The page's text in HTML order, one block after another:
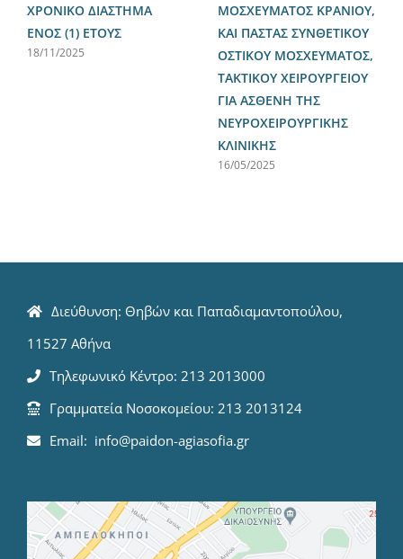
ΧΡΟΝΙΚΟ ΔΙΑΣΤΗΜΑ
ΕΝΟΣ (1) ΕΤΟΥΣ
18/11/2025
ΜΟΣΧΕΥΜΑΤΟΣ ΚΡΑΝΙΟΥ,
ΚΑΙ ΠΑΣΤΑΣ ΣΥΝΘΕΤΙΚΟΥ
ΟΣΤΙΚΟΥ ΜΟΣΧΕΥΜΑΤΟΣ,
ΤΑΚΤΙΚΟΥ ΧΕΙΡΟΥΡΓΕΙΟΥ
ΓΙΑ ΑΣΘΕΝΗ ΤΗΣ
ΝΕΥΡΟΧΕΙΡΟΥΡΓΙΚΗΣ
ΚΛΙΝΙΚΗΣ
16/05/2025
Διεύθυνση: Θηβών και Παπαδιαμαντοπούλου,
11527 Αθήνα
Τηλεφωνικό Κέντρο: 213 2013000
Γραμματεία Νοσοκομείου: 213 2013124
Email: info@paidon-agiasofia.gr